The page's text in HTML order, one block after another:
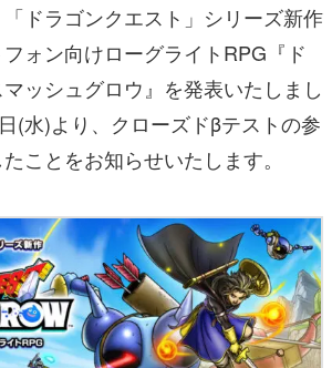
ドラゴンクエスト」シリーズ新作
ォン向けローグライトRPG『ド
ッシュグロウ』を発表いたしまし
(水)より、クローズドβテストの参
ことをお知らせいたします。